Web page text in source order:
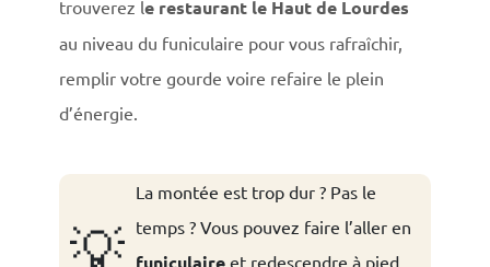
trouverez le restaurant le Haut de Lourdes
au niveau du funiculaire pour vous rafraîchir,
remplir votre gourde voire refaire le plein
d’énergie.
💡
La montée est trop dur ? Pas le
temps ? Vous pouvez faire l’aller en
funiculaireet redescendre à pied